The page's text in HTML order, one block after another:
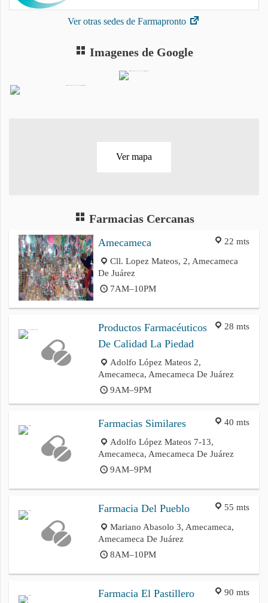
Ver otras sedes de Farmapronto
Imagenes de Google
Ver mapa
Farmacias Cercanas
22 mts
Amecameca
Cll. Lopez Mateos, 2, Amecameca
De Juárez
7AM–10PM
28 mts
Productos Farmacéuticos
De Calidad La Piedad
Adolfo López Mateos 2,
Amecameca, Amecameca De Juárez
9AM–9PM
40 mts
Farmacias Similares
Adolfo López Mateos 7-13,
Amecameca, Amecameca De Juárez
9AM–9PM
55 mts
Farmacia Del Pueblo
Mariano Abasolo 3, Amecameca,
Amecameca De Juárez
8AM–10PM
90 mts
Farmacia El Pastillero